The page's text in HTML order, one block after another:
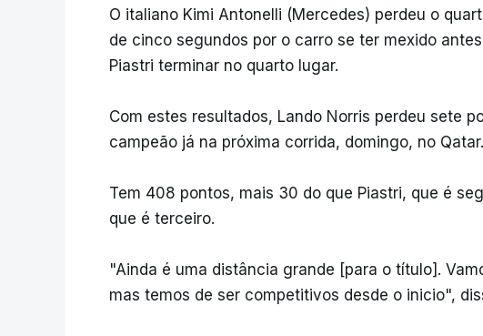
O italiano Kimi Antonelli (Mercedes) perdeu o
de cinco segundos por o carro se ter mexido
Piastri terminar no quarto lugar.
Com estes resultados, Lando Norris perdeu sete
campeão já na próxima corrida, domingo, no Qatar.
Tem 408 pontos, mais 30 do que Piastri, que é
que é terceiro.
"Ainda é uma distância grande [para o título].
mas temos de ser competitivos desde o inicio",